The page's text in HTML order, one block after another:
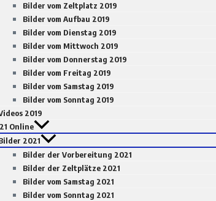
Bilder vom Zeltplatz 2019
Bilder vom Aufbau 2019
Bilder vom Dienstag 2019
Bilder vom Mittwoch 2019
Bilder vom Donnerstag 2019
Bilder vom Freitag 2019
Bilder vom Samstag 2019
Bilder vom Sonntag 2019
2019
Online
2021
Bilder der Vorbereitung 2021
Bilder der Zeltplätze 2021
Bilder vom Samstag 2021
Bilder vom Sonntag 2021